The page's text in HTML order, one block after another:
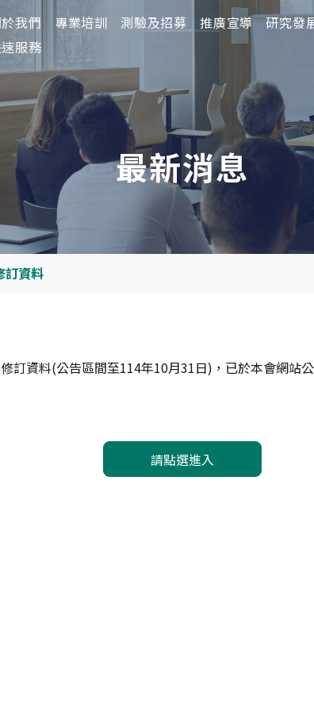
我們 專業培訓 測驗及招募 推廣宣導 研究發
我們 專業培訓 測驗及招募 推廣宣導 研究發
服務
最新消息
訂資料
訂資料(公告區間至114年10月31日)，已於本會網站
請點選進入